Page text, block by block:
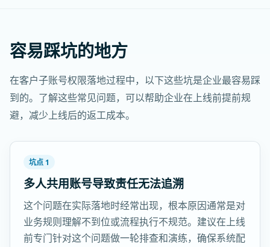
容易踩坑的地方
在客户子账号权限落地过程中，以下这些坑是企业最容易踩
到的。了解这些常见问题，可以帮助企业在上线前提前规
避，减少上线后的返工成本。
坑点 1
多人共用账号导致责任无法追溯
这个问题在实际落地时经常出现，根本原因通常是对
业务规则理解不到位或流程执行不规范。建议在上线
前专门针对这个问题做一轮排查和演练，确保系统配